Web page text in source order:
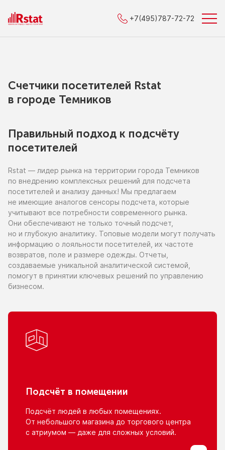
+7(495)787-72-72
Счетчики посетителей Rstat
в городe Темников
Правильный подход к подсчёту
посетителей
Rstat — лидер рынка на территории города Темников
по внедрению комплексных решений для подсчета
посетителей и анализу данных! Мы предлагаем
не имеющие аналогов сенсоры подсчета, которые
учитывают все потребности современного рынка.
Они обеспечивают не только точный подсчет,
но и глубокую аналитику. Топовые модели могут получать
информацию о лояльности посетителей, их частоте
возвратов, поле и размере одежды. Отчеты,
создаваемые уникальной аналитической системой,
помогут в принятии ключевых решений по управлению
бизнесом.
Подсчёт в помещении
Подсчёт людей в любых помещениях.
От небольшого магазина до торгового центра
с атриумом — даже для сложных условий.